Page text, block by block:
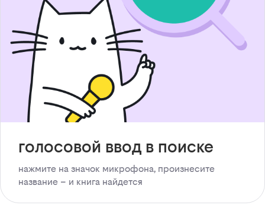
голосовой ввод в поиске
нажмите на значок микрофона, произнесите
название – и книга найдется